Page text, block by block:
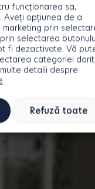
funcționarea sa,
Aveți opțiunea de a
prin
selectarea
fi dezactivate. Vă
categoriei
detalii despre
Refuză toate